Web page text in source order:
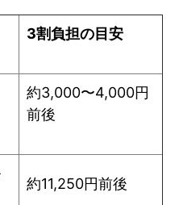
3割負担の目安
約3,000〜4,000円
前後
約11,250円前後